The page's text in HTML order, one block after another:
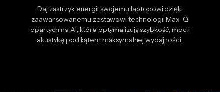
Daj zastrzyk energii swojemu laptopowi dzięki
zaawansowanemu zestawowi technologii Max-Q
opartych na AI, które optymalizują szybkość, moc i
akustykę pod kątem maksymalnej wydajności.